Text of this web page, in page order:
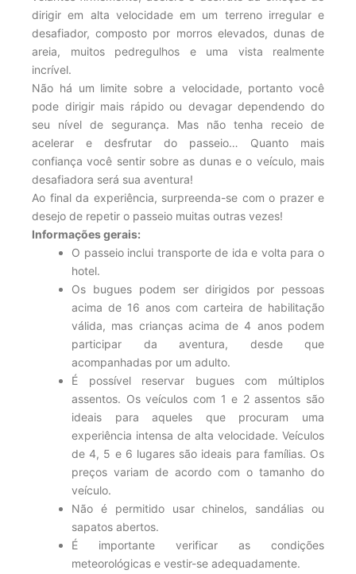
dirigir em alta velocidade em um terreno irregular e
desafiador, composto por morros elevados, dunas de
areia, muitos pedregulhos e uma vista realmente
incrível.
Não há um limite sobre a velocidade, portanto você
pode dirigir mais rápido ou devagar dependendo do
seu nível de segurança. Mas não tenha receio de
acelerar e desfrutar do passeio… Quanto mais
confiança você sentir sobre as dunas e o veículo, mais
desafiadora será sua aventura!
Ao final da experiência, surpreenda-se com o prazer e
desejo de repetir o passeio muitas outras vezes!
Informações gerais:
O passeio inclui transporte de ida e volta para o
hotel.
Os bugues podem ser dirigidos por pessoas
acima de 16 anos com carteira de habilitação
válida, mas crianças acima de 4 anos podem
participar da aventura, desde que
acompanhadas por um adulto.
É possível reservar bugues com múltiplos
assentos. Os veículos com 1 e 2 assentos são
ideais para aqueles que procuram uma
experiência intensa de alta velocidade. Veículos
de 4, 5 e 6 lugares são ideais para famílias. Os
preços variam de acordo com o tamanho do
veículo.
Não é permitido usar chinelos, sandálias ou
sapatos abertos.
É importante verificar as condições
meteorológicas e vestir-se adequadamente.